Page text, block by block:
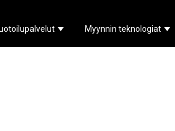
for Asiakastarinat
Show submenu for
Myynnin teknologiat